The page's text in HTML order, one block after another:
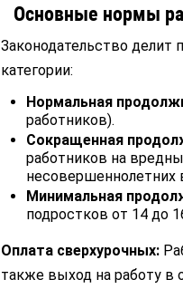
Основные нормы
Законодательство делит
категории:
Нормальная
работников).
Сокращенная
работников на
несовершеннолетних
Минимальная
подростков от 14 до
Оплата сверхурочных:
также выход на работу в